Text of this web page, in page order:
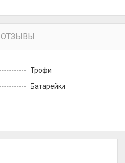
ОТЗЫВЫ
Трофи
Батарейки